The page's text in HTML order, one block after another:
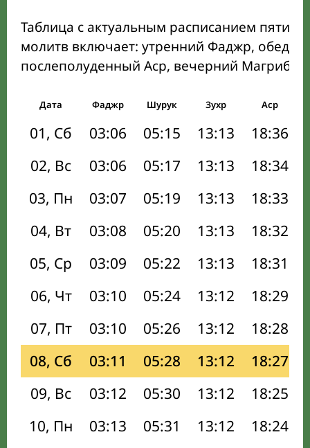
Таблица с актуальным расписанием пяти
молитв включает: утренний Фаджр,
послеполуденный Аср, вечерний Магриб
Дата Фаджр Шурук Зухр Аср
01, Сб 03:06 05:15 13:13 18:36
02, Вс
03:06 05:17 13:13 18:34
03, Пн
03:07 05:19 13:13 18:33
04, Вт
03:08 05:20 13:13 18:32
05, Ср
03:09 05:22 13:13 18:31
06, Чт
03:10 05:24 13:12 18:29
07, Пт
03:10 05:26 13:12 18:28
08, Сб
03:11 05:28 13:12 18:27
09, Вс
03:12 05:30 13:12 18:25
10, Пн
03:13 05:31 13:12 18:24